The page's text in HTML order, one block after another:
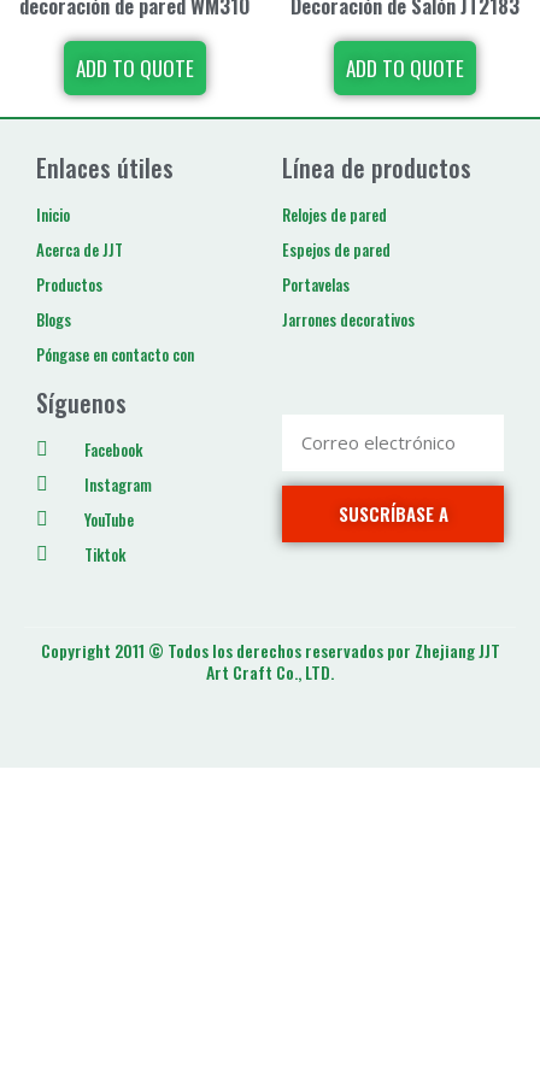
ADD TO QUOTE ADD TO QUOTE
Enlaces útiles
Inicio
Acerca de JJT
Productos
Blogs
Póngase en contacto con
Línea de productos
Relojes de pared
Espejos de pared
Portavelas
Jarrones decorativos
Síguenos
Facebook
Instagram
YouTube
Tiktok
SUSCRÍBASE A
Copyright 2011 © Todos los derechos reservados por Zhejiang JJT
Art Craft Co., LTD.